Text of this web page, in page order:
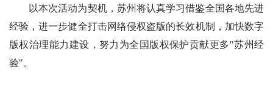
以本次活动为契机，苏州将认真学习借鉴全国各地先进
经验，进一步健全打击网络侵权盗版的长效机制，加快数字
版权治理能力建设，努力为全国版权保护贡献更多"苏州经
验"。